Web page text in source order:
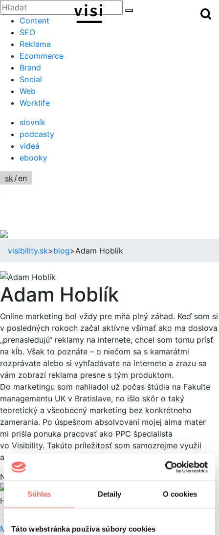
Súhlas Detaily O cookies
Táto webstránka používa súbory cookies
Zatvoriť
Hľadať:
Menu
Content
SEO
Reklama
Ecommerce
Brand
Social
Web
Worklife
slovník
podcasty
videá
ebooky
sk/en
visibility.sk>blog>Adam Hoblík
Adam Hoblík
Online marketing bol vždy pre mňa plný záhad. Keď som si
v posledných rokoch začal aktívne všímať ako ma doslova
„prenasledujú“ reklamy na internete, chcel som tomu prísť
na kĺb. Však to poznáte – o niečom sa s kamarátmi
rozprávate alebo si vyhľadávate na internete a zrazu sa
vám zobrazí reklama presne s tým produktom.
Do marketingu som nahliadol už počas štúdia na Fakulte
managementu UK v Bratislave, no išlo skôr o taký
teoretický a všeobecný marketing bez konkrétneho
zamerania. Po úspešnom absolvovaní mojej alma mater
mi prišla ponuka pracovať ako PPC špecialista
vo Visibility. Takúto príležitosť som samozrejme využil
a som veľmi rád, že môžem byť súčasťou Visi tímu!
Najnovší článok
Hoblík
Možnosti A/B testovania Facebook & Google Ads